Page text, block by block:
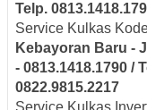
Telp.
Service Kulkas
Kebayoran Baru -
- 0813.1418.1790 /
0822.9815.2217